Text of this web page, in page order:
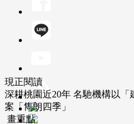
現正閱讀
深耕桃園近20年 名馳機構以
案「雋朗四季」
畫重點